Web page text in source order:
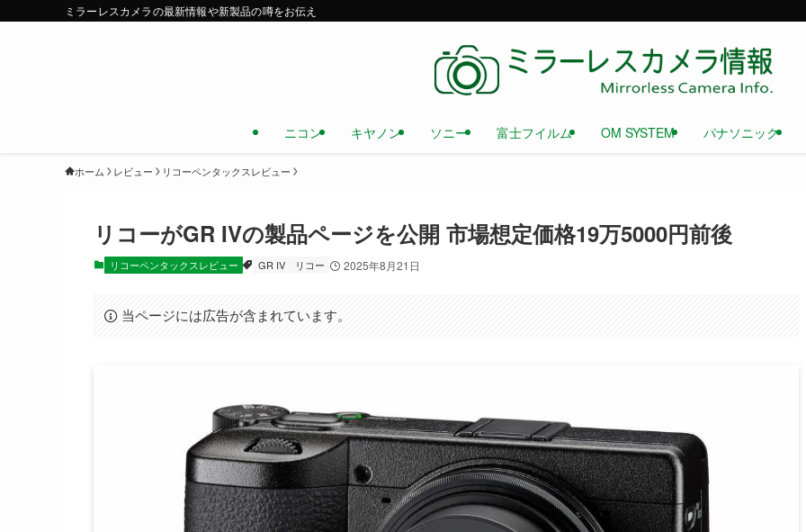
ミラーレスカメラの最新情報や新製品の噂をお伝え
ニコン キヤノン ソニー 富士フイルム OM SYSTEM パナソニック
ホーム レビュー リコーペンタックスレビュー
リコーがGR IVの製品ページを公開 市場想定価格19万5000円前後
リコーペンタックスレビュー GR IV リコー 2025年8月21日
当ページには広告が含まれています。